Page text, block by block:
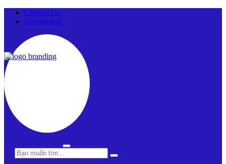
Contact Us
Distribution